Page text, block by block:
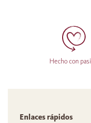
Hecho con
Enlaces rápidos